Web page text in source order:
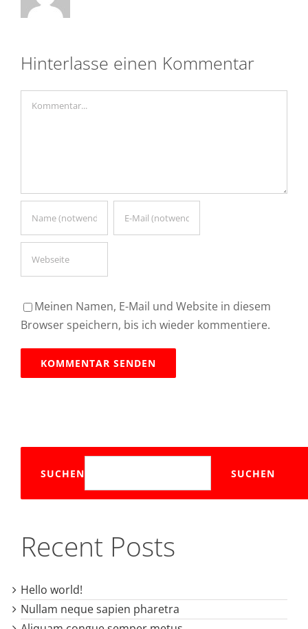
Hinterlasse einen Kommentar
Meinen Namen, E-Mail und Website in diesem
Browser speichern, bis ich wieder kommentiere.
SUCHEN SUCHEN
Recent Posts
Hello world!
Nullam neque sapien pharetra